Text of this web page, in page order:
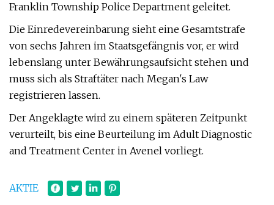
Franklin Township Police Department geleitet.
Die Einredevereinbarung sieht eine Gesamtstrafe
von sechs Jahren im Staatsgefängnis vor, er wird
lebenslang unter Bewährungsaufsicht stehen und
muss sich als Straftäter nach Megan's Law
registrieren lassen.
Der Angeklagte wird zu einem späteren Zeitpunkt
verurteilt, bis eine Beurteilung im Adult Diagnostic
and Treatment Center in Avenel vorliegt.
AKTIE